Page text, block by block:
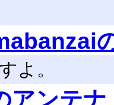
よ。
アンテナ